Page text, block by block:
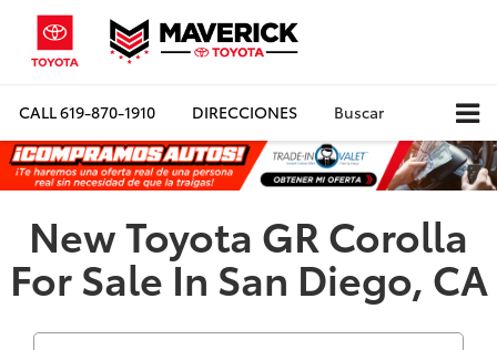
CALL619-870-1910 DIRECCIONES Buscar
New Toyota GR Corolla
For Sale In San Diego, CA